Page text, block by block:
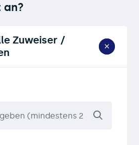
an?
Zuweiser /